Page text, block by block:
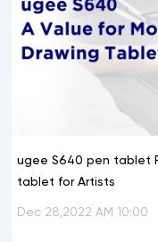
ugee S640 pen tablet
tablet for Artists
Dec 28,2022 AM 10:00